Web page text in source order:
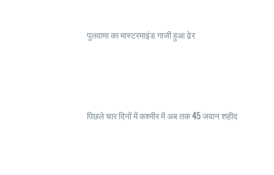
पुलवामा का मास्टरमाइंड गाजी हुआ ढेर
पिछले चार दिनों में कश्मीर में अब तक 45 जवान शहीद